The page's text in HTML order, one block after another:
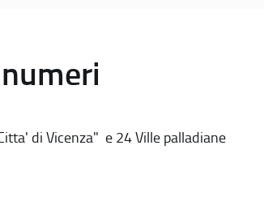
di Vicenza" e 24 Ville palladiane